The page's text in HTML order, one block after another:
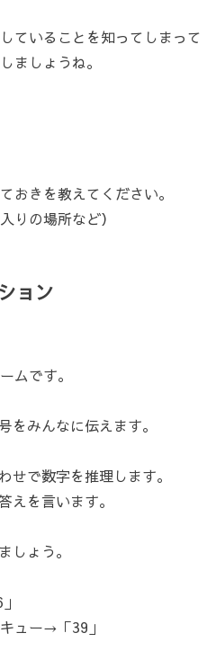
ていることを知ってしまって
ましょうね。
おきを教えてください。
りの場所など）
ョン
ムです。
をみんなに伝えます。
せで数字を推理します。
えを言います。
しょう。
ー→「39」